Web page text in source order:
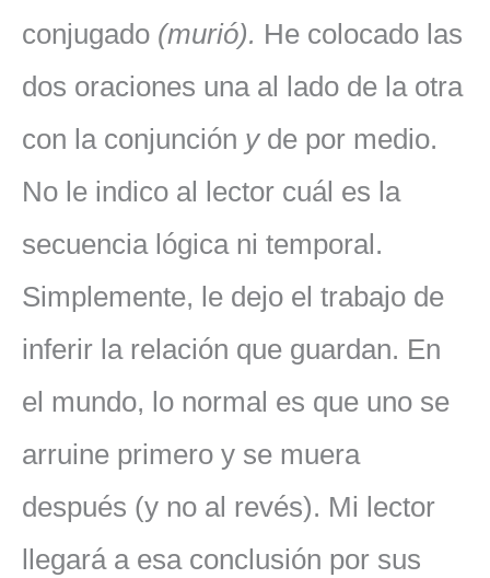
conjugado (murió). He colocado las
dos oraciones una al lado de la otra
con la conjunción yde por medio.
No le indico al lector cuál es la
secuencia lógica ni temporal.
Simplemente, le dejo el trabajo de
inferir la relación que guardan. En
el mundo, lo normal es que uno se
arruine primero y se muera
después (y no al revés). Mi lector
llegará a esa conclusión por sus